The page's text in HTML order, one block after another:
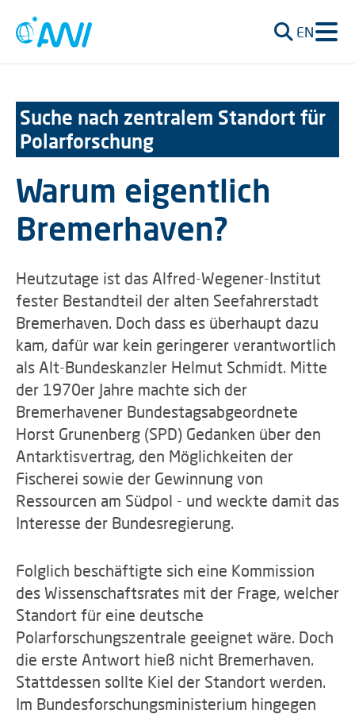
EN
Suche nach zentralem Standort für
Polarforschung
Warum eigentlich
Bremerhaven?
Heutzutage ist das Alfred-Wegener-Institut
fester Bestandteil der alten Seefahrerstadt
Bremerhaven. Doch dass es überhaupt dazu
kam, dafür war kein geringerer verantwortlich
als Alt-Bundeskanzler Helmut Schmidt. Mitte
der 1970er Jahre machte sich der
Bremerhavener Bundestagsabgeordnete
Horst Grunenberg (SPD) Gedanken über den
Antarktisvertrag, den Möglichkeiten der
Fischerei sowie der Gewinnung von
Ressourcen am Südpol - und weckte damit das
Interesse der Bundesregierung.
Folglich beschäftigte sich eine Kommission
des Wissenschaftsrates mit der Frage, welcher
Standort für eine deutsche
Polarforschungszentrale geeignet wäre. Doch
die erste Antwort hieß nicht Bremerhaven.
Stattdessen sollte Kiel der Standort werden.
Im Bundesforschungsministerium hingegen